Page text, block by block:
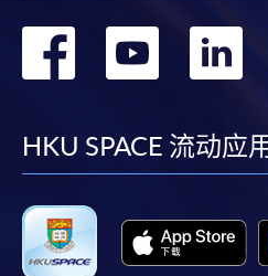
转 转
HKU SPACE 流动应